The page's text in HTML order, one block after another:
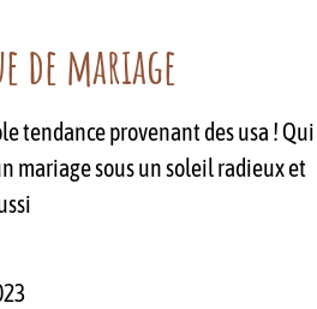
de mariage
tendance provenant des usa ! Qui
mariage sous un soleil radieux et